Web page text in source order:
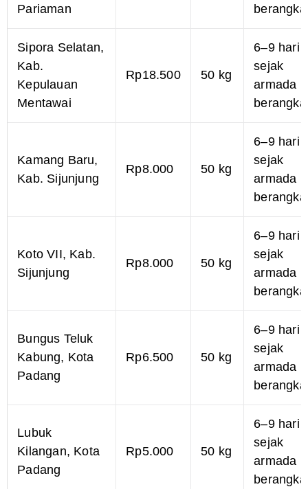
Pariaman
Sipora Selatan,
Kab.
Kepulauan
Mentawai
Rp18.500 50 kg
6–9 hari
sejak
armada
Kamang Baru,
Kab. Sijunjung
Rp8.000 50 kg
6–9 hari
sejak
armada
Koto VII, Kab.
Sijunjung
Rp8.000 50 kg
6–9 hari
sejak
armada
Bungus Teluk
Kabung, Kota
Padang
Rp6.500 50 kg
6–9 hari
sejak
armada
Lubuk
Kilangan, Kota
Padang
Rp5.000 50 kg
6–9 hari
sejak
armada